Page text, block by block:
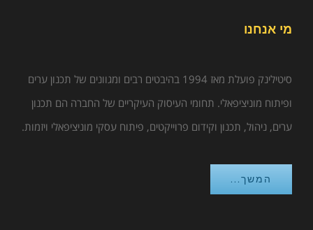
מי אנחנו
סיטילינק פועלת מאז 1994 בהיבטים רבים ומגוונים של תכנון ערים
ופיתוח מוניציפאלי. תחומי העיסוק העיקריים של החברה הם תכנון
ערים, ניהול, תכנון וקידום פרוייקטים, פיתוח עסקי מוניציפאלי ויזמות.
המשך...